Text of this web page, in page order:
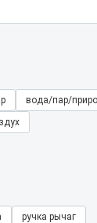
вода/пар/
ручка рычаг